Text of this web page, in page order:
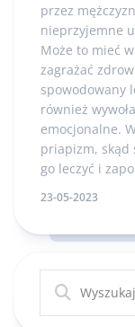
przez
nieprzyjemne
Może to mieć
zagrażać
spowodowany
również
emocjonalne.
priapizm, skąd
go leczyć i
23-05-2023